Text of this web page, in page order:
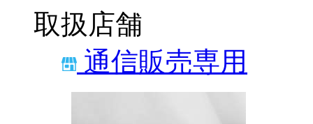
取扱店舗
通信販売専用